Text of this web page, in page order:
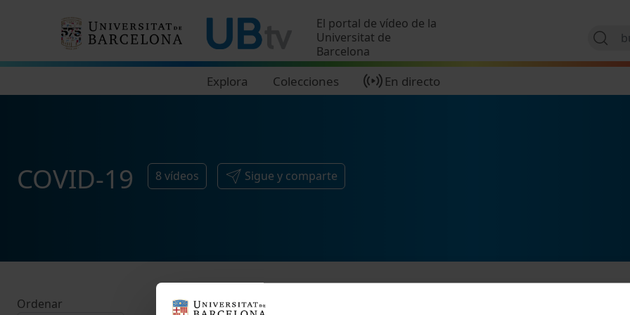
El portal de vídeo de la
Universitat de
Barcelona
Explora Colecciones En directo
COVID-19 8 vídeos Sigue y comparte
Ordenar